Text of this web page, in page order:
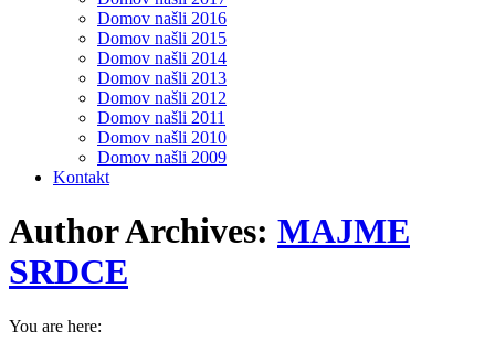
Domov našli 2016
Domov našli 2015
Domov našli 2014
Domov našli 2013
Domov našli 2012
Domov našli 2011
Domov našli 2010
Domov našli 2009
Kontakt
Author Archives: MAJME
SRDCE
You are here: